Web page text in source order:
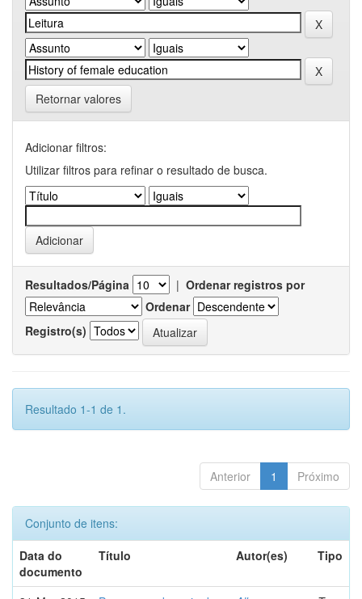
Retornar valores
Adicionar filtros:
Utilizar filtros para refinar o resultado de busca.
Resultados/Página | Ordenar registros por
Ordenar
Registro(s)
Resultado 1-1 de 1.
Anterior 1 Próximo
Conjunto de itens:
Data do
documento
Título Autor(es) Tipo